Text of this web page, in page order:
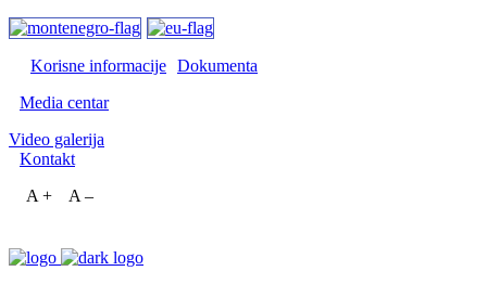
Korisne informacije Dokumenta
Media centar
Video galerija
Kontakt
A +
A –